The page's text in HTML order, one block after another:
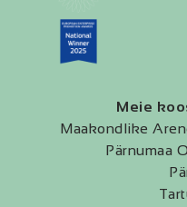
Meie
Maakondlike
Pärnumaa